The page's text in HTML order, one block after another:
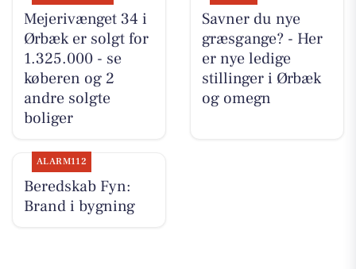
Mejerivænget 34 i
Ørbæk er solgt for
1.325.000 - se
køberen og 2
andre solgte
boliger
Savner du nye
græsgange? - Her
er nye ledige
stillinger i Ørbæk
og omegn
ALARM112
Beredskab Fyn:
Brand i bygning